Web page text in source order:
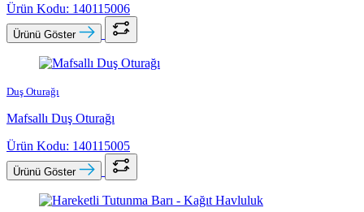
Ürün Kodu: 140115006
Ürünü Göster
Duş Oturağı
Mafsallı Duş Oturağı
Ürün Kodu: 140115005
Ürünü Göster